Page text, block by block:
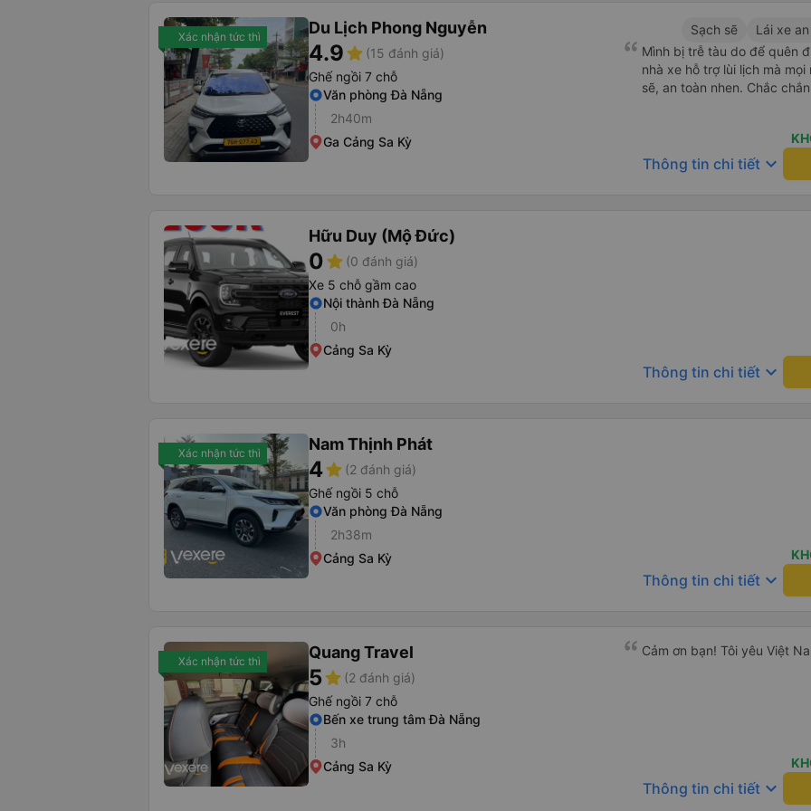
Xác nhận tức thì Du Lịch Phong Nguyễn
4.9star (15 đánh giá)
Ghế ngồi 7 chỗ
Văn phòng Đà Nẵng
2h40m
Ga Cảng Sa Kỳ
Sạch sẽ
Lái xe
Mình bị trễ tàu do để quên
nhà xe hỗ trợ lùi lịch mà
sẽ, an toàn nhen. Chắc
Thông tin chi tiết keyboard_arrow_down
Hữu Duy (Mộ Đức)
0star (0 đánh giá)
Xe 5 chỗ gầm cao
Nội thành Đà Nẵng
0h
Cảng Sa Kỳ
Thông tin chi tiết keyboard_arrow_down
Xác nhận tức thì Nam Thịnh Phát
4star (2 đánh giá)
Ghế ngồi 5 chỗ
Văn phòng Đà Nẵng
2h38m
Cảng Sa Kỳ
Thông tin chi tiết keyboard_arrow_down
Xác nhận tức thì Quang Travel
5star (2 đánh giá)
Ghế ngồi 7 chỗ
Bến xe trung tâm Đà Nẵng
3h
Cảng Sa Kỳ
Cảm ơn bạn! Tôi yêu Việt
Thông tin chi tiết keyboard_arrow_down